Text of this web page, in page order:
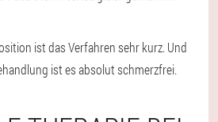
ist das Verfahren sehr kurz. Und
ist es absolut schmerzfrei.